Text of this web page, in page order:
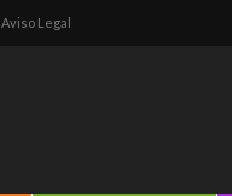
Aviso Legal